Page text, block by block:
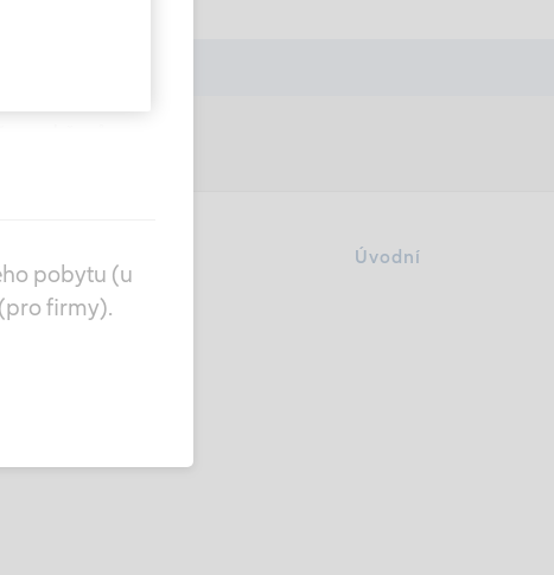
Úvodní
Investors (
v
občanům
podle
z roku 1933.
které
pobytu (u
firmy).